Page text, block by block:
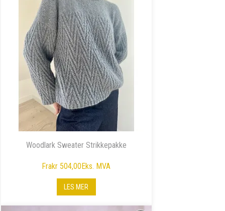
Woodlark Sweater Strikkepakke
Frakr 504,00Eks. MVA
LES MER